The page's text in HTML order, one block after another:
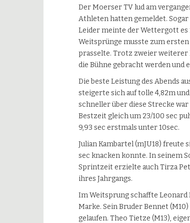
Der Moerser TV lud am
Athleten hatten gemeldet.
Leider meinte der Wettergott es
Weitsprünge musste zum
prasselte. Trotz zweier weiterer
die Bühne gebracht werden und
Die beste Leistung des Abends
steigerte sich auf tolle 4,82m
schneller über diese Strecke
Bestzeit gleich um 23/100 sec
9,93 sec erstmals unter 10sec.
Julian Kambartel (mJU18) freute
sec knacken konnte. In seinem
Sprintzeit erzielte auch Tirza
ihres Jahrgangs.
Im Weitsprung schaffte Leonard
Marke. Sein Bruder Bennet
gelaufen. Theo Tietze (M13),